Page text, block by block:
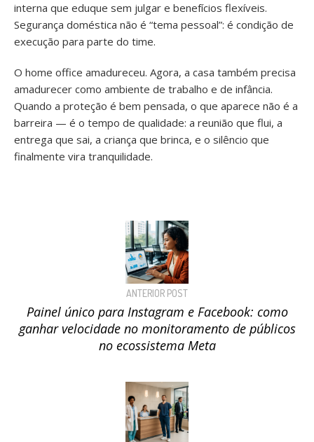
interna que eduque sem julgar e benefícios flexíveis.
Segurança doméstica não é “tema pessoal”: é condição de
execução para parte do time.
O home office amadureceu. Agora, a casa também precisa
amadurecer como ambiente de trabalho e de infância.
Quando a proteção é bem pensada, o que aparece não é a
barreira — é o tempo de qualidade: a reunião que flui, a
entrega que sai, a criança que brinca, e o silêncio que
finalmente vira tranquilidade.
ANTERIOR POST
Painel único para Instagram e Facebook: como
ganhar velocidade no monitoramento de públicos
no ecossistema Meta